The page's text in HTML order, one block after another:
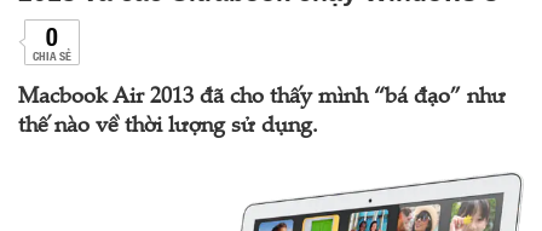
0
CHIA SẺ
Macbook Air 2013 đã cho thấy mình “bá đạo” như
thế nào về thời lượng sử dụng.